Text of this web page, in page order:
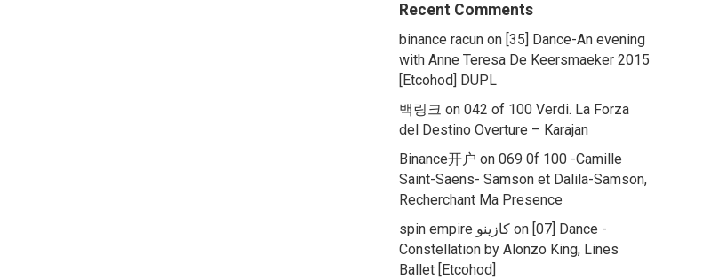
Recent Comments
binance racunon [35] Dance-An evening
with Anne Teresa De Keersmaeker 2015
[Etcohod] DUPL
백링크 on 042 of 100 Verdi. La Forza
del Destino Overture – Karajan
Binance开户 on 069 0f 100 -Camille
Saint-Saens- Samson et Dalila-Samson,
Recherchant Ma Presence
spin empire كازينوon [07] Dance -
Constellation by Alonzo King, Lines
Ballet [Etcohod]